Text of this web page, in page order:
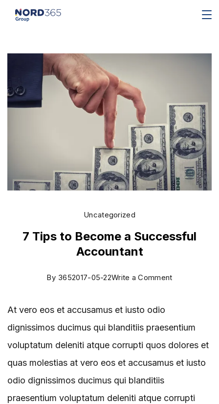
Uncategorized
7 Tips to Become a Successful
Accountant
By 3652017-05-22Write a Comment
At vero eos et accusamus et iusto odio
dignissimos ducimus qui blanditiis praesentium
voluptatum deleniti atque corrupti quos dolores et
quas molestias at vero eos et accusamus et iusto
odio dignissimos ducimus qui blanditiis
praesentium voluptatum deleniti atque corrupti